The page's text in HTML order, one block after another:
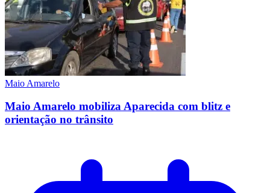
Maio Amarelo
Maio Amarelo mobiliza Aparecida com blitz e
orientação no trânsito